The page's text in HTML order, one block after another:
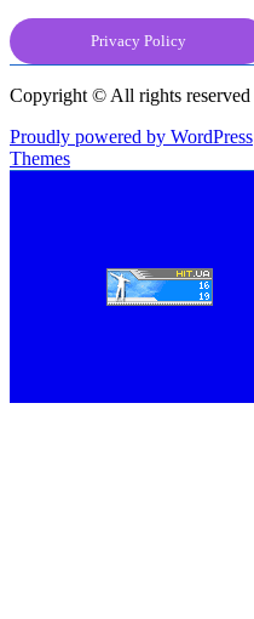
Privacy Policy
Copyright © All rights reserved
Proudly powered by WordPress
Themes